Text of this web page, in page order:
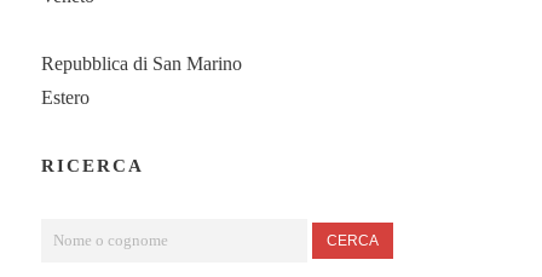
Repubblica di San Marino
Estero
RICERCA
CERCA